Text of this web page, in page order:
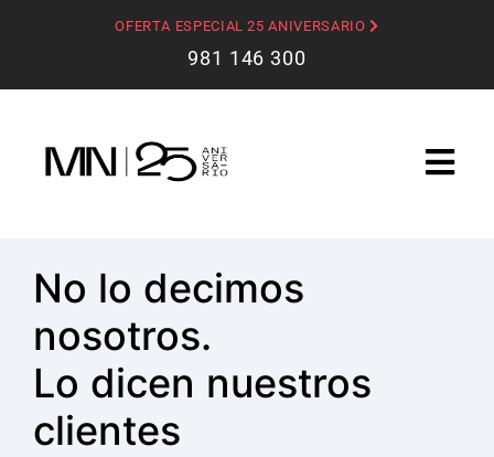
OFERTA ESPECIAL 25 ANIVERSARIO
981 146 300
No lo decimos
nosotros.
Lo dicen nuestros
clientes